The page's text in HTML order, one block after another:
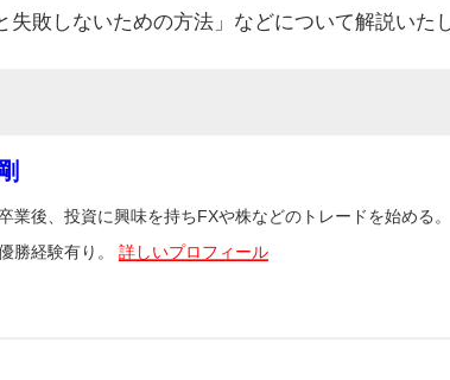
失敗しないための方法」などについて解説いた
業後、投資に興味を持ちFXや株などのトレードを始める
優勝経験有り。詳しいプロフィール